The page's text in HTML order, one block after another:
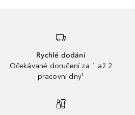
Rychlé dodání
Očekávané doručení za 1 až 2
pracovní dny¹